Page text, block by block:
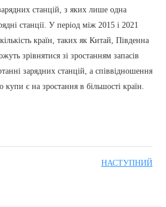
станцій, з яких лише одна
станції. У період між 2015 і 2021
країн, таких як Китай, Південна
зрівнятися зі зростанням запасів
зарядних станцій, а співвідношення
купи є на зростання в більшості країн.
НАСТУПНИЙ